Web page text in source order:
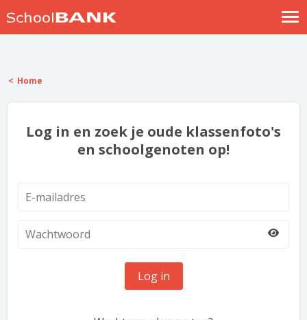
Help
Home
Log in en zoek je oude klassenfoto's
en schoolgenoten op!
Log in